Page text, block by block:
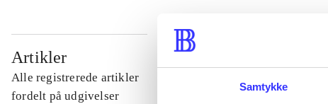
Samtykke
Artikler
Alle registrerede artikler
fordelt på udgivelser
...